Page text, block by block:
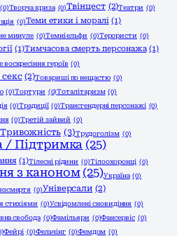
(0)Творча криза (0)Твінцест (2)Театри (0)
(0)Теми етики і моралі (1)
минуле (0)Темні ельфи (0)Терористи (0)
(1)Тимчасова смерть персонажа (1)
героїв (0)
(2)Товариші по нещастю (0)
(0)Тортури (0)Тоталітаризм (0)
(0)Традиції (0)Трансгендерні персонажі (0)
(0)Третій зайвий (0)
Тривожність (3)Трудоголізм (0)
/ Підтримка (25)
(1)Тілесні рідини (0)Тілоохоронці (0)
з каноном (25)Україна (0)
(0)Універсали (2)
стихіями (0)Усвідомлені сновидіння (0)
свобода (0)Фамільяри (0)Фансервіс (0)
Фейрі (0)Фельчінг (0)Фемдом (0)